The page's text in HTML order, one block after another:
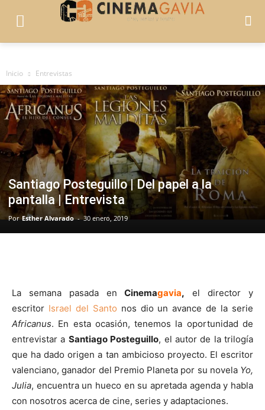
Inicio Entrevistas
Santiago Posteguillo | Del papel a la
pantalla | Entrevista
Por Esther Alvarado - 30 enero, 2019
La semana pasada enCinemagavia, el director y
escritor Israel del Santo nos dio un avance de la serie
Africanus. En estaocasión, tenemos la oportunidad de
entrevistar a Santiago Posteguillo, el autor de la trilogía
que ha dado origen a tan ambicioso proyecto. El escritor
valenciano, ganador del Premio Planeta por su novela Yo,
Julia, encuentra un hueco en su apretada agenda y habla
con nosotros acerca de cine, series y adaptaciones.